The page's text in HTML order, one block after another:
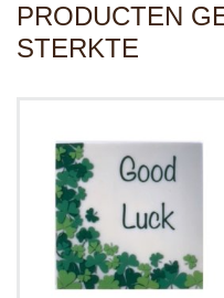
PRODUCTEN
STERKTE